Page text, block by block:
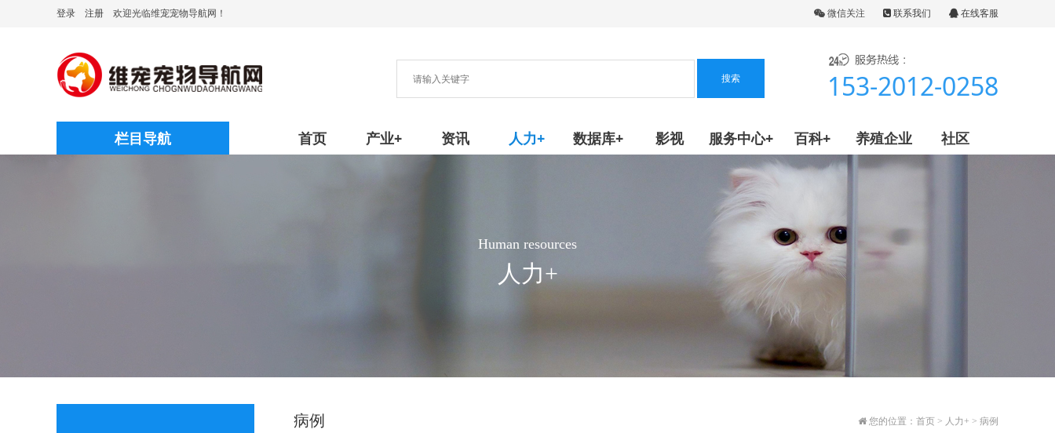
登录 注册 欢迎光临维宠宠物导航网！ 微信关注 联系我们 在线客服
153-2012-0258
栏目导航 首页 产业+ 资讯 人力+ 数据库+ 影视 服务中心+ 百科+ 养殖企业 社区
Human resources
人力+
病例 您的位置： 首页 > 人力+ > 病例